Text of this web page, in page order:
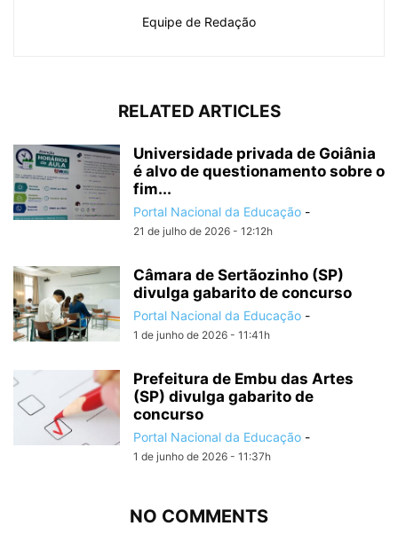
Equipe de Redação
RELATED ARTICLES
Universidade privada de Goiânia
é alvo de questionamento sobre o
fim...
Portal Nacional da Educação -
21 de julho de 2026 - 12:12h
Câmara de Sertãozinho (SP)
divulga gabarito de concurso
Portal Nacional da Educação -
1 de junho de 2026 - 11:41h
Prefeitura de Embu das Artes
(SP) divulga gabarito de
concurso
Portal Nacional da Educação -
1 de junho de 2026 - 11:37h
NO COMMENTS